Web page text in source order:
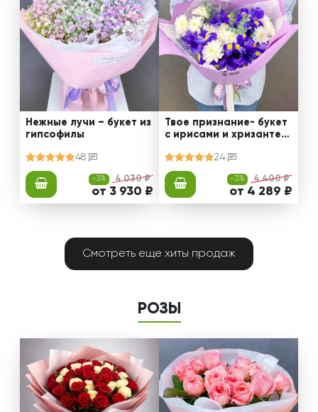
Нежные лучи – букет из
гипсофилы
48
-3% 4 030 ₽
от 3 930 ₽
Твое признание- букет
с ирисами и хризантем
24
-3% 4 400 ₽
от 4 289 ₽
Смотреть еще хиты продаж
РОЗЫ